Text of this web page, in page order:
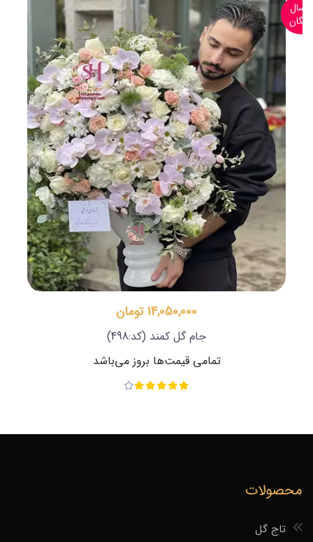
ارسال
رایگان
14,050,000 تومان
جام گل کمند (کد:498)
تمامی قیمت‌ها بروز می‌باشد
محصولات
تاج گل